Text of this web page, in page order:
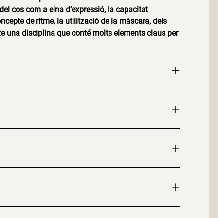
cos com a eina d’expressió, la capacitat
de ritme, la utilització de la màscara, dels
una disciplina que conté molts elements claus per
+
+
+
+